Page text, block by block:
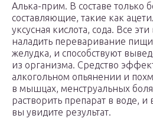
Алька-прим. В составе только
составляющие, такие как
уксусная кислота, сода. Все
наладить переваривание
желудка, и способствуют
из организма. Средство
алкогольном опьянении и
в мышцах, менструальных
растворить препарат в воде, и
вы увидите результат.